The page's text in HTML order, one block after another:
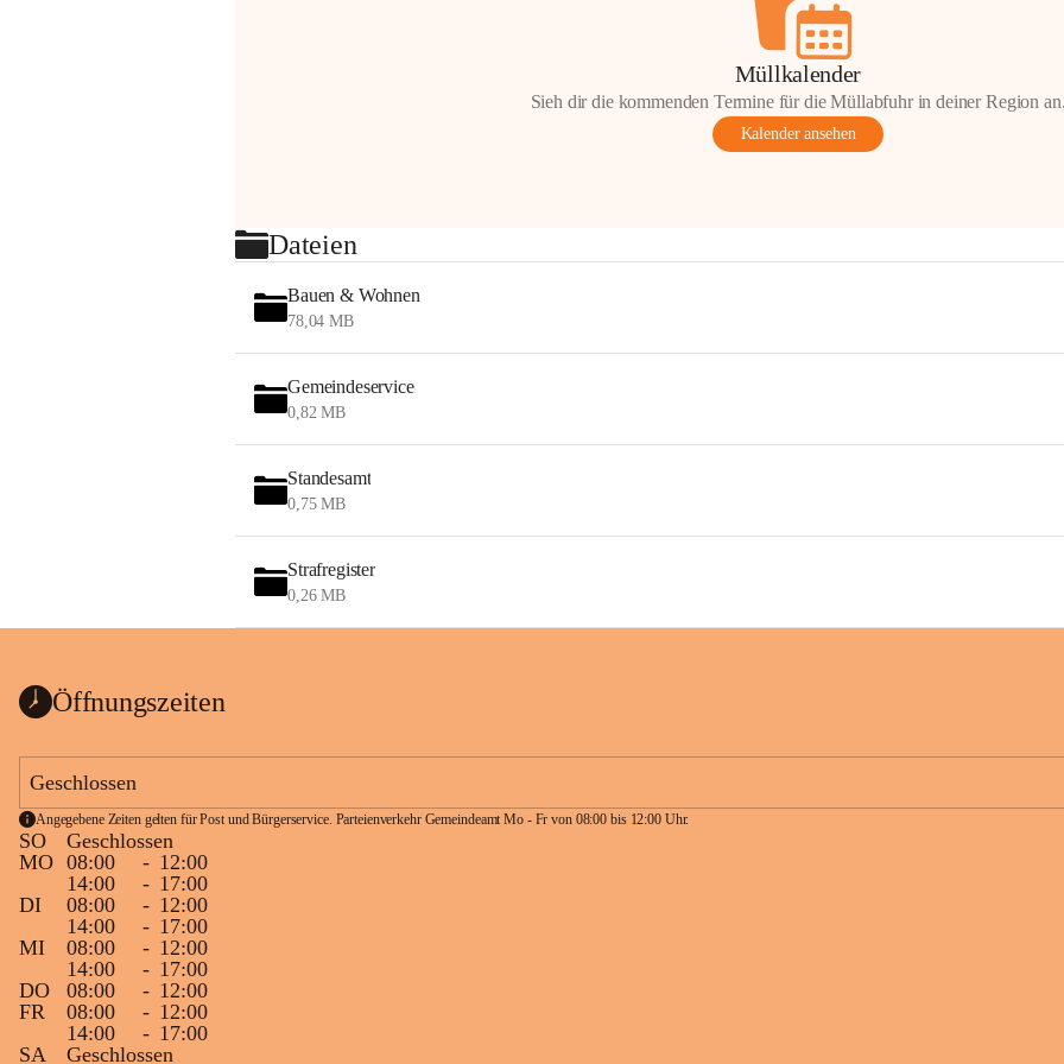
Müllkalender
Sieh dir die kommenden Termine für die Müllabfuhr in deiner Region
Kalender ansehen
Dateien
Bauen & Wohnen
78,04 MB
Gemeindeservice
0,82 MB
Standesamt
0,75 MB
Strafregister
0,26 MB
Öffnungszeiten
Geschlossen
Angegebene Zeiten gelten für Post und Bürgerservice. Parteienverkehr Gemeindeamt Mo - Fr von 08:00 bis 12:00 Uhr.
SO
Geschlossen
MO 08:00 - 12:00
14:00
- 17:00
DI
08:00 - 12:00
14:00
- 17:00
MI
08:00 - 12:00
14:00
- 17:00
DO
08:00 - 12:00
FR
08:00 - 12:00
14:00
- 17:00
SA
Geschlossen